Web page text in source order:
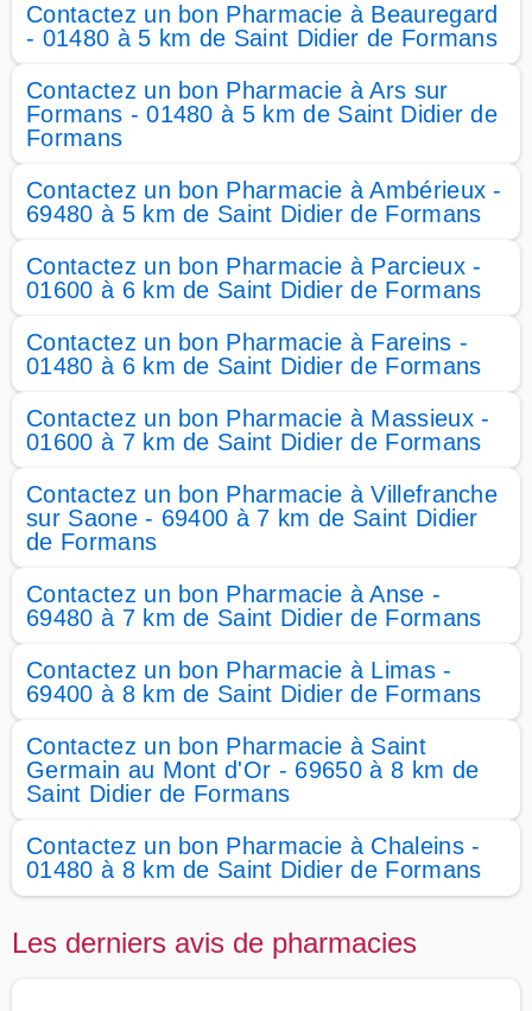
Contactez un bon Pharmacie à Beauregard
- 01480 à 5 km de Saint Didier de Formans
Contactez un bon Pharmacie à Ars sur
Formans - 01480 à 5 km de Saint Didier de
Formans
Contactez un bon Pharmacie à Ambérieux -
69480 à 5 km de Saint Didier de Formans
Contactez un bon Pharmacie à Parcieux -
01600 à 6 km de Saint Didier de Formans
Contactez un bon Pharmacie à Fareins -
01480 à 6 km de Saint Didier de Formans
Contactez un bon Pharmacie à Massieux -
01600 à 7 km de Saint Didier de Formans
Contactez un bon Pharmacie à Villefranche
sur Saone - 69400 à 7 km de Saint Didier
de Formans
Contactez un bon Pharmacie à Anse -
69480 à 7 km de Saint Didier de Formans
Contactez un bon Pharmacie à Limas -
69400 à 8 km de Saint Didier de Formans
Contactez un bon Pharmacie à Saint
Germain au Mont d'Or - 69650 à 8 km de
Saint Didier de Formans
Contactez un bon Pharmacie à Chaleins -
01480 à 8 km de Saint Didier de Formans
Les derniers avis de pharmacies